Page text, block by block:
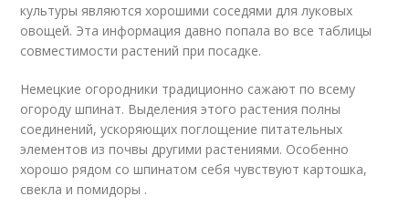
культуры являются хорошими соседями для луковых
овощей. Эта информация давно попала во все таблицы
совместимости растений при посадке.
Немецкие огородники традиционно сажают по всему
огороду шпинат. Выделения этого растения полны
соединений, ускоряющих поглощение питательных
элементов из почвы другими растениями. Особенно
хорошо рядом со шпинатом себя чувствуют картошка,
свекла и помидоры .